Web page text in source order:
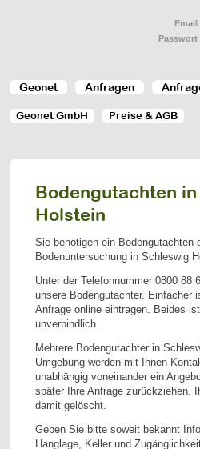
Geonet Anfragen
Email
Passwort
Geonet GmbH Preise & AGB
Bodengutachten
Holstein
Sie benötigen ein Bodengutachten
Bodenuntersuchung in Schleswig
Unter der Telefonnummer 0800 88
unsere Bodengutachter. Einfacher
Anfrage online eintragen. Beides
unverbindlich.
Mehrere Bodengutachter in
Umgebung werden mit Ihnen
unabhängig voneinander ein
später Ihre Anfrage zurückziehen.
damit gelöscht.
Geben Sie bitte soweit bekannt
Hanglage, Keller und